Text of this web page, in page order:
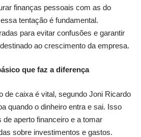
finanças pessoais com as do
tentação é fundamental.
para evitar confusões e garantir
ao crescimento da empresa.
que faz a diferença
de caixa é vital, segundo Joni Ricardo
quando o dinheiro entra e sai. Isso
de aperto financeiro e a tomar
sobre investimentos e gastos.